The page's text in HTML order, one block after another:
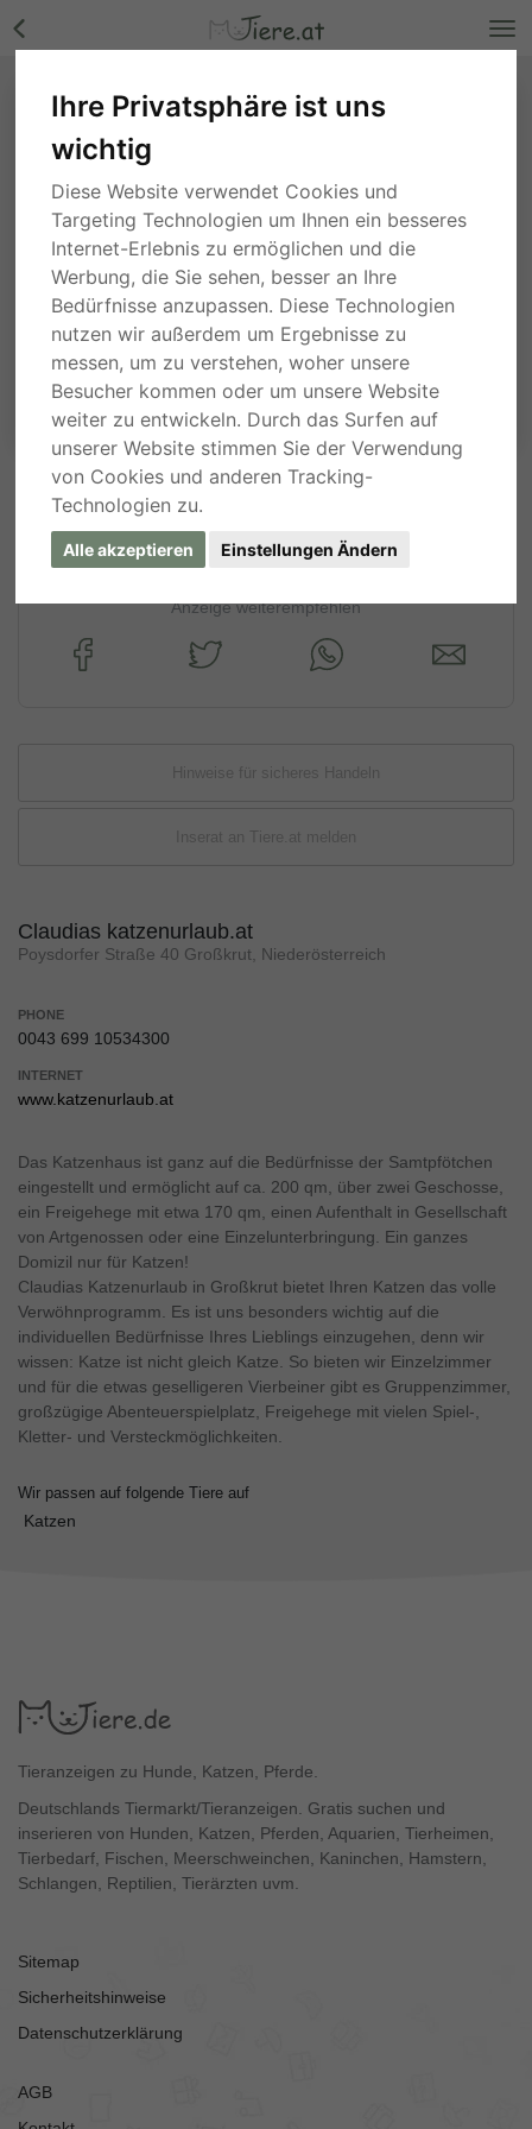
Ihre Privatsphäre ist uns
wichtig
Diese Website verwendet Cookies und
Targeting Technologien um Ihnen ein besseres
Internet-Erlebnis zu ermöglichen und die
Werbung, die Sie sehen, besser an Ihre
Bedürfnisse anzupassen. Diese Technologien
nutzen wir außerdem um Ergebnisse zu
messen, um zu verstehen, woher unsere
Besucher kommen oder um unsere Website
weiter zu entwickeln. Durch das Surfen auf
unserer Website stimmen Sie der Verwendung
von Cookies und anderen Tracking-
Technologien zu.
Alle akzeptieren Einstellungen Ändern
ANFRAGE AN DEN ANBIETER
Anzeige weiterempfehlen
Hinweise für sicheres Handeln
Inserat an Tiere.at melden
Claudias katzenurlaub.at
Poysdorfer Straße 40 Großkrut, Niederösterreich
PHONE
0043 699 10534300
INTERNET
www.katzenurlaub.at
Das Katzenhaus ist ganz auf die Bedürfnisse der Samtpfötchen
eingestellt und ermöglicht auf ca. 200 qm, über zwei Geschosse,
ein Freigehege mit etwa 170 qm, einen Aufenthalt in Gesellschaft
von Artgenossen oder eine Einzelunterbringung. Ein ganzes
Domizil nur für Katzen!
Claudias Katzenurlaub in Großkrut bietet Ihren Katzen das volle
Verwöhnprogramm. Es ist uns besonders wichtig auf die
individuellen Bedürfnisse Ihres Lieblings einzugehen, denn wir
wissen: Katze ist nicht gleich Katze. So bieten wir Einzelzimmer
und für die etwas geselligeren Vierbeiner gibt es Gruppenzimmer,
großzügige Abenteuerspielplatz, Freigehege mit vielen Spiel-,
Kletter- und Versteckmöglichkeiten.
Wir passen auf folgende Tiere auf
Katzen
Tieranzeigen zu Hunde, Katzen, Pferde.
Deutschlands Tiermarkt/Tieranzeigen. Gratis suchen und
inserieren von Hunden, Katzen, Pferden, Aquarien, Tierheimen,
Tierbedarf, Fischen, Meerschweinchen, Kaninchen, Hamstern,
Schlangen, Reptilien, Tierärzten uvm.
Sitemap
Sicherheitshinweise
Datenschutzerklärung
AGB